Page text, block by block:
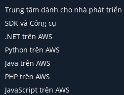
Trung tâm dành cho nhà phát triển
SDK và Công cụ
.NET trên AWS
Python trên AWS
Java trên AWS
PHP trên AWS
JavaScript trên AWS